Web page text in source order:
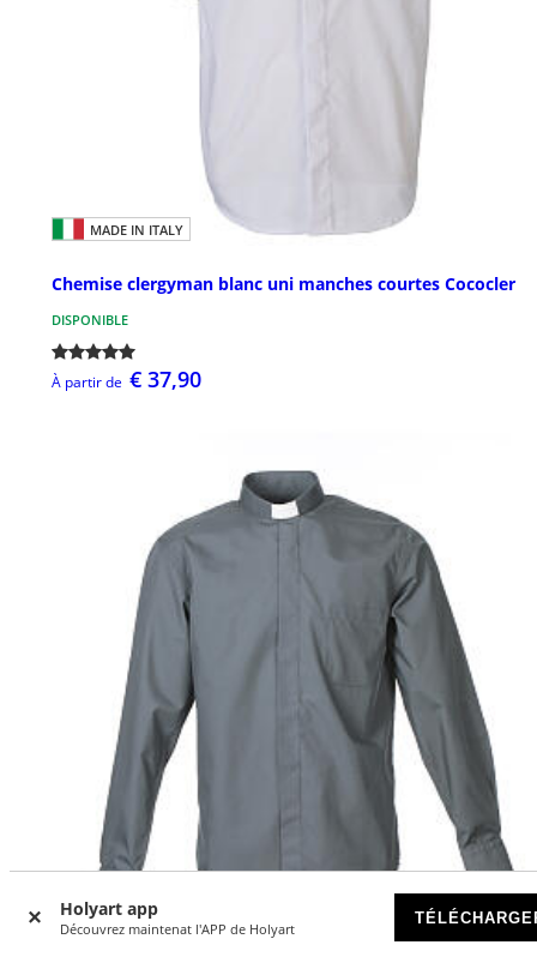
Holyart app
Découvrez maintenat l'APP de Holyart
MADE IN ITALY
Chemise clergyman blanc uni manches courtes Cococler
DISPONIBLE
À partir de € 37,90
MADE IN ITALY